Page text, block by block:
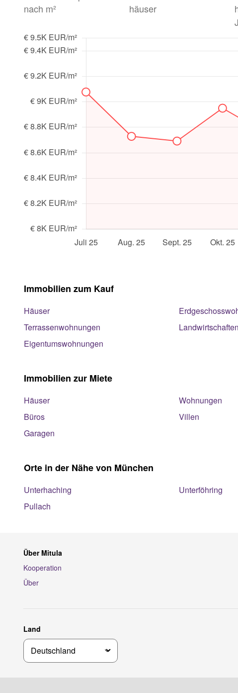
nach m²
häuser
Immobilien zum Kauf
Häuser
Terrassenwohnungen
Landwirtschaften
Eigentumswohnungen
Immobilien zur Miete
Häuser Wohnungen
Büros
Villen
Garagen
Orte in der Nähe von München
Unterhaching Unterföhring
Pullach
Über Mitula
Kooperation
Über
Land